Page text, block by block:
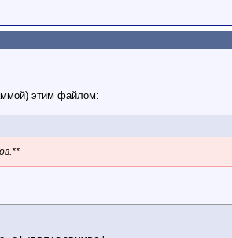
этим файлом: